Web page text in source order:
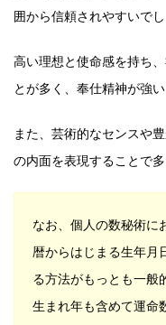
囲から信頼されやすいでし
高い理想と使命感を持ち
とが多く、奉仕精神が強い
また、芸術的なセンスや
の内面を表現することで
なお、個人の数秘術に
暦からはじまる生年月
る方法がもっとも一般
生まれ年も含めて運命